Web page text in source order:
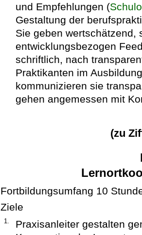
und Empfehlungen (
Gestaltung der
Sie geben wertschätzend,
entwicklungsbezogen
schriftlich, nach
Praktikanten im
kommunizieren sie
gehen angemessen mit
(zu
Fortbildungsumfang 10
Ziele
1.
Praxisanleiter gestalten